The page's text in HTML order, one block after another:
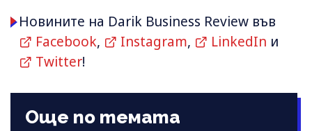
Новините на Darik Business Review във
Facebook, Instagram, LinkedIn и
Twitter!
Още по темата